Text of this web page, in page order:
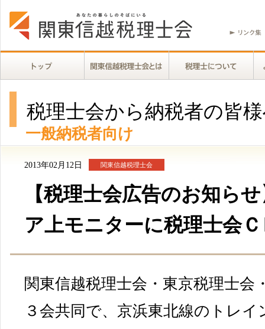
税理士会から納税者の皆
一般納税者向け
2013年02月12日 関東信越税理士会
【税理士会広告のお知ら
ア上モニターに税理士会
関東信越税理士会・東京税理士会
３会共同で、京浜東北線のトレ